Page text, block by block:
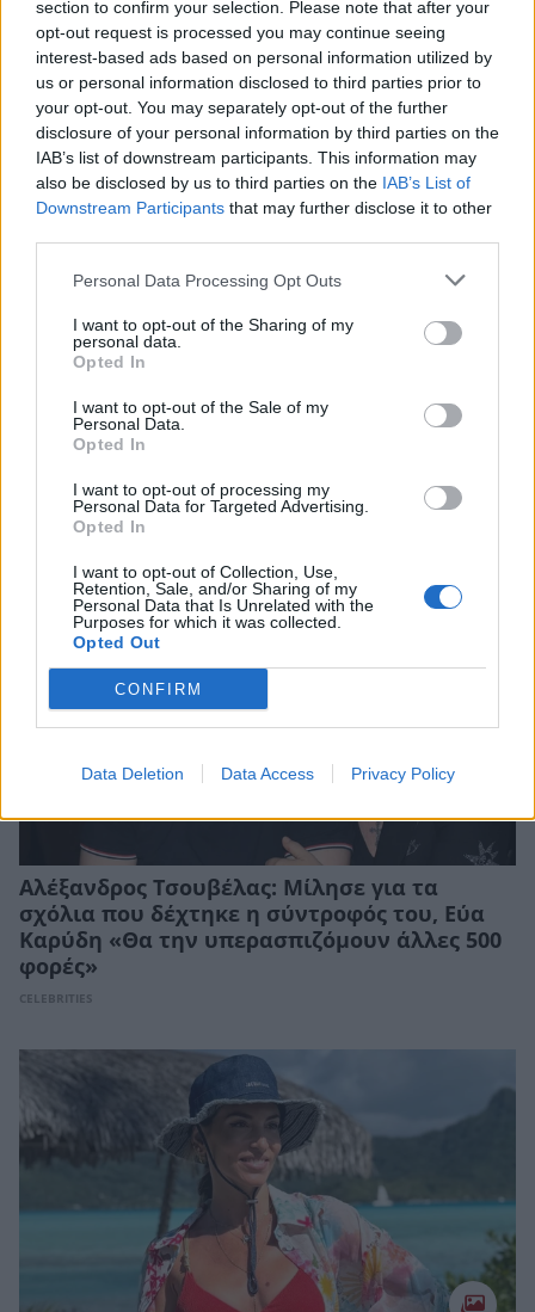
section to confirm your selection. Please note that after your
opt-out request is processed you may continue seeing
interest-based ads based on personal information utilized by
us or personal information disclosed to third parties prior to
your opt-out. You may separately opt-out of the further
disclosure of your personal information by third parties on the
IAB’s list of downstream participants. This information may
also be disclosed by us to third parties on the IAB’s List of
Downstream Participants that may further disclose it to other
Personal Data Processing Opt Outs
I want to opt-out of the Sharing of my
personal data.
Opted In
I want to opt-out of the Sale of my
Personal Data.
Opted In
I want to opt-out of processing my
Personal Data for Targeted Advertising.
Opted In
I want to opt-out of Collection, Use,
Retention, Sale, and/or Sharing of my
Personal Data that Is Unrelated with the
Purposes for which it was collected.
Opted Out
CONFIRM
Data Deletion Data Access Privacy Policy
απόχρωση της σεζόν
ΟΜΟΡΦΙΑ
Ευγενία Σαμαρά: Μοναδικές εμπειρίες στο
Μεξικό – Το δικό της φωτογραφικό άλμπουμ
από την πτήση με αερόστατο
CELEBRITIES
Αλέξανδρος Τσουβέλας: Μίλησε για τα
σχόλια που δέχτηκε η σύντροφός του, Εύα
Καρύδη «Θα την υπερασπιζόμουν άλλες 500
φορές»
CELEBRITIES